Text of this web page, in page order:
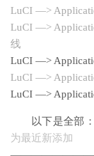
LuCI —>
LuCI —>
线
LuCI —>
LuCI —>
LuCI —>
以下
为最近新添加